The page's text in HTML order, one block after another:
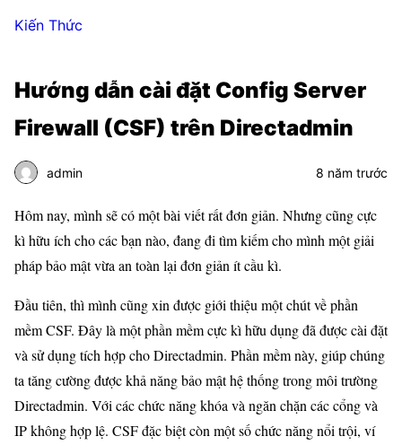
Kiến Thức
Hướng dẫn cài đặt Config Server
Firewall (CSF) trên Directadmin
admin 8 năm trước
Hôm nay, mình sẽ có một bài viết rất đơn giản. Nhưng cũng cực
kì hữu ích cho các bạn nào, đang đi tìm kiếm cho mình một giải
pháp bảo mật vừa an toàn lại đơn giản ít cầu kì.
Đầu tiên, thì mình cũng xin được giới thiệu một chút về phần
mềm CSF. Đây là một phần mềm cực kì hữu dụng đã được cài đặt
và sử dụng tích hợp cho Directadmin. Phần mềm này, giúp chúng
ta tăng cường được khả năng bảo mật hệ thống trong môi trường
Directadmin. Với các chức năng khóa và ngăn chặn các cổng và
IP không hợp lệ. CSF đặc biệt còn một số chức năng nổi trội, ví